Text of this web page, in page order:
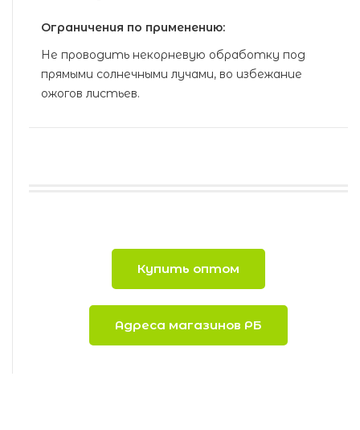
Ограничения по применению:
Не проводить некорневую обработку под
прямыми солнечными лучами, во избежание
ожогов листьев.
Купить оптом
Адреса магазинов РБ